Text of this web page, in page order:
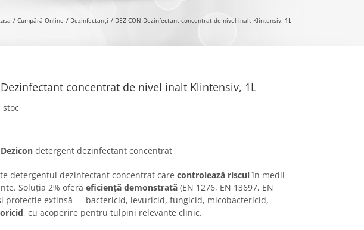
Cumpără Online Dezinfectanți DEZICON Dezinfectant concentrat de nivel inalt Klintensiv, 1L
Dezinfectant concentrat de nivel inalt Klintensiv, 1L
stoc
Dezicon detergent dezinfectant concentrat
detergentul dezinfectant concentrat care controlează risculîn medii
Soluția 2% oferă eficiență demonstrată (EN 1276, EN 13697, EN
protecție extinsă — bactericid, levuricid, fungicid, micobactericid,
, cu acoperire pentru tulpini relevante clinic.